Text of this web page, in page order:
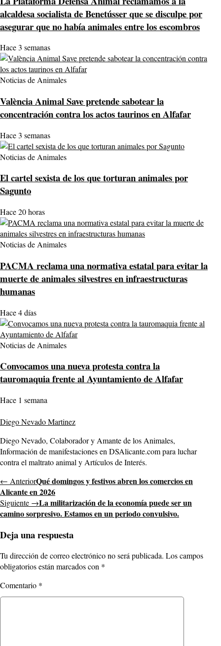
alcaldesa socialista de Benetússer que se disculpe por
asegurar que no había animales entre los escombros
Hace 3 semanas
Noticias de Animales
València Animal Save pretende sabotear la
concentración contra los actos taurinos en Alfafar
Hace 3 semanas
Noticias de Animales
El cartel sexista de los que torturan animales por
Sagunto
Hace 20 horas
Noticias de Animales
PACMA reclama una normativa estatal para evitar la
muerte de animales silvestres en infraestructuras
humanas
Hace 4 días
Noticias de Animales
Convocamos una nueva protesta contra la
tauromaquia frente al Ayuntamiento de Alfafar
Hace 1 semana
Diego Nevado Martinez
Diego Nevado, Colaborador y Amante de los Animales,
Información de manifestaciones en DSAlicante.com para luchar
contra el maltrato animal y Artículos de Interés.
← AnteriorQué domingos y festivos abren los comercios en
Alicante en 2026
Siguiente →La militarización de la economía puede ser un
camino sorpresivo. Estamos en un periodo convulsivo.
Deja una respuesta
Tu dirección de correo electrónico no será publicada. Los campos
obligatorios están marcados con *
Comentario *